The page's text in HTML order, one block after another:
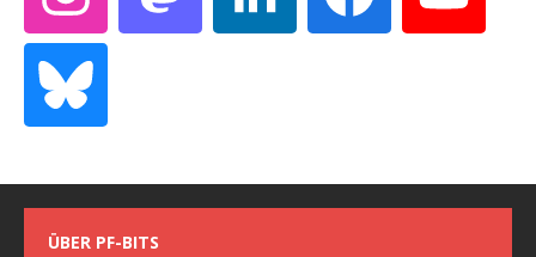
ÜBER PF-BITS